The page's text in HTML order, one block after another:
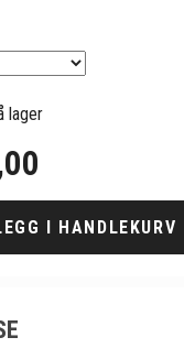
lager
I HANDLEKURV